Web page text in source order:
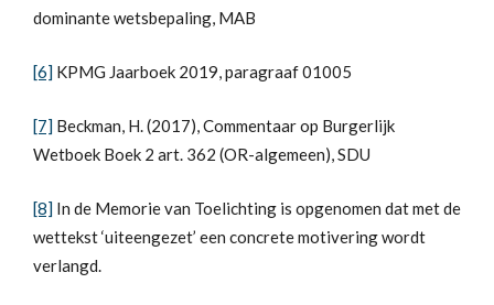
dominante wetsbepaling, MAB
[6] KPMG Jaarboek 2019, paragraaf 01005
[7] Beckman, H. (2017), Commentaar op Burgerlijk
Wetboek Boek 2 art. 362 (OR-algemeen), SDU
[8] In de Memorie van Toelichting is opgenomen dat met de
wettekst ‘uiteengezet’ een concrete motivering wordt
verlangd.